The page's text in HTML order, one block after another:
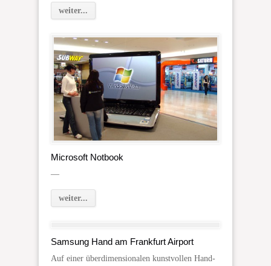
weiter...
Microsoft Notbook
—
weiter...
Samsung Hand am Frankfurt Airport
Auf einer überdimensionalen kunstvollen Hand-